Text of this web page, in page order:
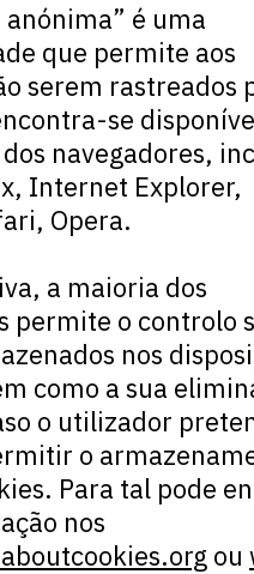
anónima” é uma
que permite aos
serem rastreados
se
navegadores,
Internet Explorer,
Opera.
a maioria dos
permite o controlo
nos
como a sua
o utilizador
o
. Para tal pode
nos
ou